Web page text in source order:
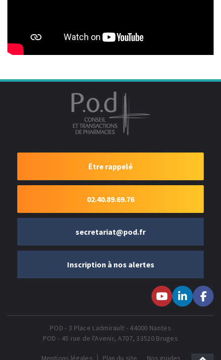
Être rappelé
02.40.89.69.76
secretariat@pod.fr
Inscription à nos alertes
Youtubesur LinkedIn
nous sur
POD - 3 Place Ladmirault - 44000 Nantes
POD - 45 rue de l'Avenir, A707, 33520 Bruges
Mentions légales Plan du site Nos guides